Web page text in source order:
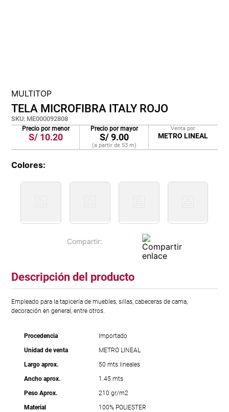
MULTITOP
TELA MICROFIBRA ITALY ROJO
SKU: ME000092808
Precio por menor
S/ 10.20
Precio por mayor
S/9.00
(a partir de 53 m)
Venta por
METRO LINEAL
Colores
Descripción del producto
Empleado para la tapicería de muebles, sillas, cabeceras de cama,
decoración en general, entre otros.
Procedencia
Importado
Unidad de venta
METRO LINEAL
Largo aprox.
50 mts lineales
Ancho aprox.
1.45 mts
Peso Aprox.
210 gr/m2
Material
100% POLIESTER